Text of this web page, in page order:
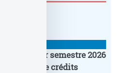
un premier semestre 2026
de crédits